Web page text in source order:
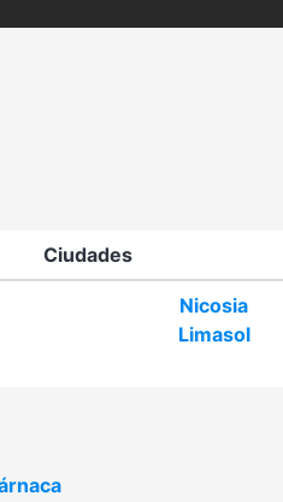
Ciudades
Nicosia
Limasol